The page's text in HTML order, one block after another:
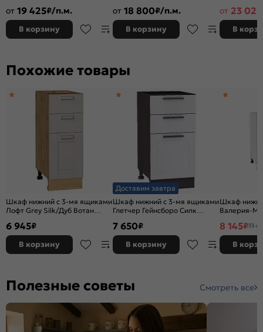
2140x2200x600
от 19 425₽/п.м.
В корзину
Белый 2140x1200x600
от 18 800₽/п.м.
В корзину
от 23 025
В
Похожие товары
Шкаф нижний с 3-мя ящиками
Лофт Grey Silk/Дуб Вотан
6 945₽
В корзину
Доставим завтра
Шкаф нижний с 3-мя ящиками
Глетчер Гейнсборо Силк
7 650₽
В корзину
Шкаф
Валерия-М
Белый
8 145₽11
В
Полезные советы Смотреть все